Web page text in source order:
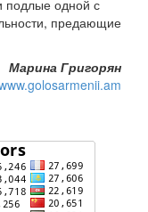
подлые одной с
предающие
Марина Григорян